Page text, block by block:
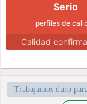
Serio
perfiles de
Calidad
Trabajamos duro